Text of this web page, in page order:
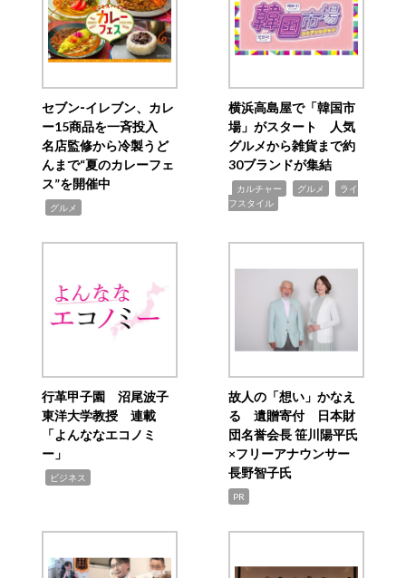
セブン‐イレブン、カレ
ー15商品を一斉投入
名店監修から冷製うど
んまで“夏のカレーフェ
ス”を開催中
グルメ
横浜高島屋で「韓国市
場」がスタート 人気
グルメから雑貨まで約
30ブランドが集結
カルチャー グルメ
ライ
フスタイル
行革甲子園 沼尾波子
東洋大学教授 連載
「よんななエコノミ
ー」
ビジネス
故人の「想い」かなえ
る 遺贈寄付 日本財
団名誉会長 笹川陽平氏
×フリーアナウンサー
長野智子氏
PR